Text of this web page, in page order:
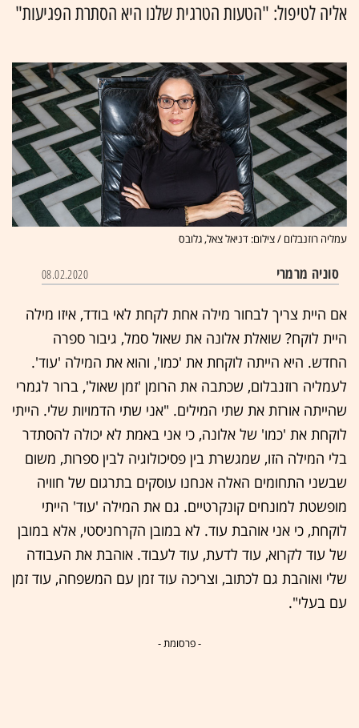
אליה לטיפול: "הטעות הטרגית שלנו היא הסתרת הפגיעות"
עמליה רוזנבלום / צילום: דניאל צאל, גלובס
סוניה מרמרי 08.02.2020
אם היית צריך לבחור מילה אחת לקחת לאי בודד, איזו מילה
היית לוקח? שואלת אלונה את שאול סמל, גיבור ספרה
החדש. היא הייתה לוקחת את 'כמו', והוא את המילה 'עוד'.
לעמליה רוזנבלום, שכתבה את הרומן 'זמן שאול', ברור לגמרי
שהייתה אורזת את שתי המילים. "אני שתי הדמויות שלי. הייתי
לוקחת את 'כמו' של אלונה, כי אני באמת לא יכולה להסתדר
בלי המילה הזו, שמגשרת בין פסיכולוגיה לבין ספרות, משום
שבשני התחומים האלה אנחנו עוסקים בתרגום של חוויה
מופשטת למונחים קונקרטיים. גם את המילה 'עוד' הייתי
לוקחת, כי אני אוהבת עוד. לא במובן הקרחניסטי, אלא במובן
של עוד לקרוא, עוד לדעת, עוד לעבוד. אוהבת את העבודה
שלי ואוהבת גם לכתוב, וצריכה עוד זמן עם המשפחה, עוד זמן
עם בעלי".
- פרסומת -